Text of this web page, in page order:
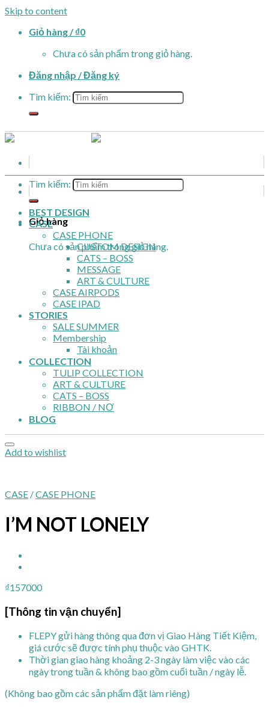
Skip to content
Giỏ hàng /₫0
Chưa có sản phẩm trong giỏ hàng.
Đăng nhập / Đăng ký
Tìm kiếm:
Tìm kiếm:
Giỏ hàng
Chưa có sản phẩm trong giỏ hàng.
BEST DESIGN
CASE
CASE PHONE
CUSTOM DESIGN
CATS – BOSS
MESSAGE
ART & CULTURE
CASE AIRPODS
CASE IPAD
STORIES
SALE SUMMER
Membership
Tài khoản
COLLECTION
TULIP COLLECTION
ART & CULTURE
CATS – BOSS
RIBBON / NƠ
BLOG
Add to wishlist
CASE /CASE PHONE
I’M NOT LONELY
₫157000
[Thông tin vận chuyển]
FLEPY gửi hàng thông qua đơn vị Giao Hàng Tiết Kiệm,
giá cước sẽ được tính phụ thuộc vào GHTK.
Thời gian giao hàng khoảng 2-3 ngày làm việc vào các
ngày trong tuần & không bao gồm cuối tuần / ngày lễ.
(Không bao gồm các sản phẩm đặt làm riêng)